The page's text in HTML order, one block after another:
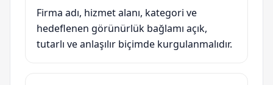
Firma adı, hizmet alanı, kategori ve
hedeflenen görünürlük bağlamı açık,
tutarlı ve anlaşılır biçimde kurgulanmalıdır.